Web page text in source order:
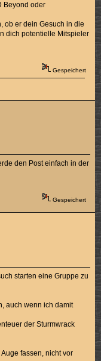
Beyond oder
ob er dein Gesuch in die
dich potentielle Mitspieler
Gespeichert
den Post einfach in der
Gespeichert
starten eine Gruppe zu
auch wenn ich damit
der Sturmwrack
fassen, nicht vor